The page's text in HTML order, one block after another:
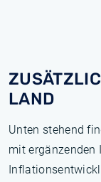
LAND
Unten stehend
mit ergänzenden